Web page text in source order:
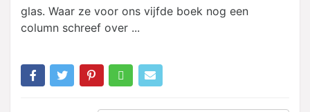
glas. Waar ze voor ons vijfde boek nog een
column schreef over ...